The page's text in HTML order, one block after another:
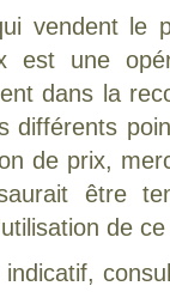
vendent le
est une
dans la
différents
de prix,
être
de